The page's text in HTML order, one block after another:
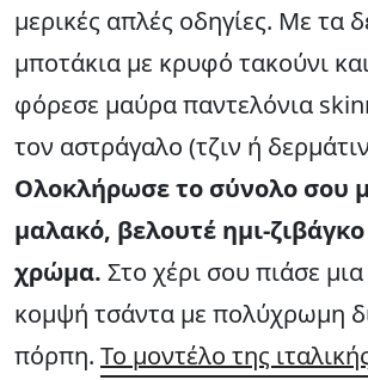
μερικές απλές οδηγίες. Με τα
μποτάκια με κρυφό τακούνι
φόρεσε μαύρα παντελόνια
τον αστράγαλο (τζιν ή
Ολοκλήρωσε το σύνολο σου
μαλακό, βελουτέ ημι-
χρώμα. Στο χέρι σου πιάσε
κομψή τσάντα με πολύχρωμη
πόρπη. Το μοντέλο της